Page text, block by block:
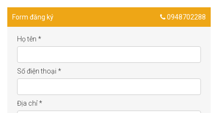
Form đăng ký 0948702288
Họ tên *
Số điện thoại *
Địa chỉ*